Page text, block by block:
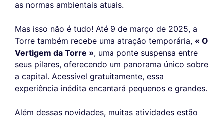
as normas ambientais atuais.
Mas isso não é tudo! Até 9 de março de 2025, a
Torre também recebe uma atração temporária, « O
Vertigem da Torre », uma ponte suspensa entre
seus pilares, oferecendo um panorama único sobre
a capital. Acessível gratuitamente, essa
experiência inédita encantará pequenos e grandes.
Além dessas novidades, muitas atividades estão